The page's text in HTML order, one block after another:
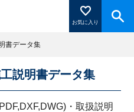
お気に入り
登録」を押すと登録した
書データ集
説明書データ集
・取扱説明